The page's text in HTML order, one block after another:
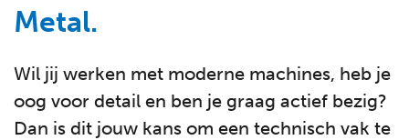
Metal.
Wil jij werken met moderne machines, heb je
oog voor detail en ben je graag actief bezig?
Dan is dit jouw kans om een technisch vak te